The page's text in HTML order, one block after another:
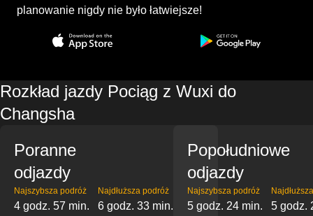
planowanie nigdy nie było łatwiejsze!
Rozkład jazdy Pociąg z Wuxi do
Changsha
Poranne
odjazdy
Najszybsza podróż
4 godz. 57 min.
Najdłuższa podróż
6 godz. 33 min.
Popołudniowe
odjazdy
Najszybsza podróż
5 godz. 24 min. 5 godz.